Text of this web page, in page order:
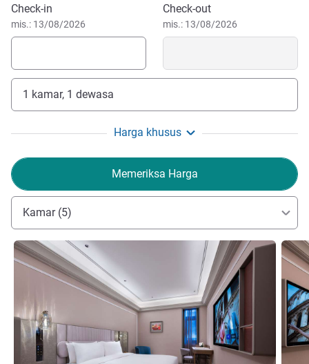
Pesan hotel ini
Check-in
mis.: 13/08/2026
Check-out
mis.: 13/08/2026
1 kamar, 1 dewasa
Harga khusus
Memeriksa Harga
Kamar (5)
Lihat detail Lihat